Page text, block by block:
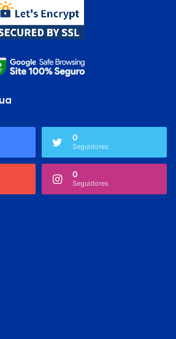
0
Seguidores
0
Seguidores